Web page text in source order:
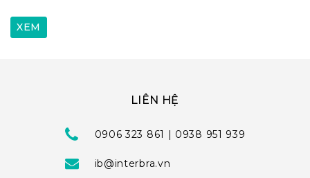
LIÊN HỆ
0906 323 861 | 0938 951 939
ib@interbra.vn